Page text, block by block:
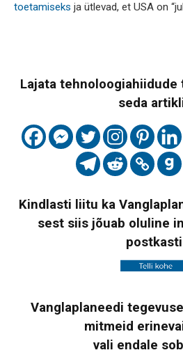
toetamiseks ja ütlevad, et USA on
Lajata tehnoloogiahiidude
seda
Kindlasti liitu ka
sest siis jõuab oluline
Vanglaplaneedi
mitmeid
vali endale